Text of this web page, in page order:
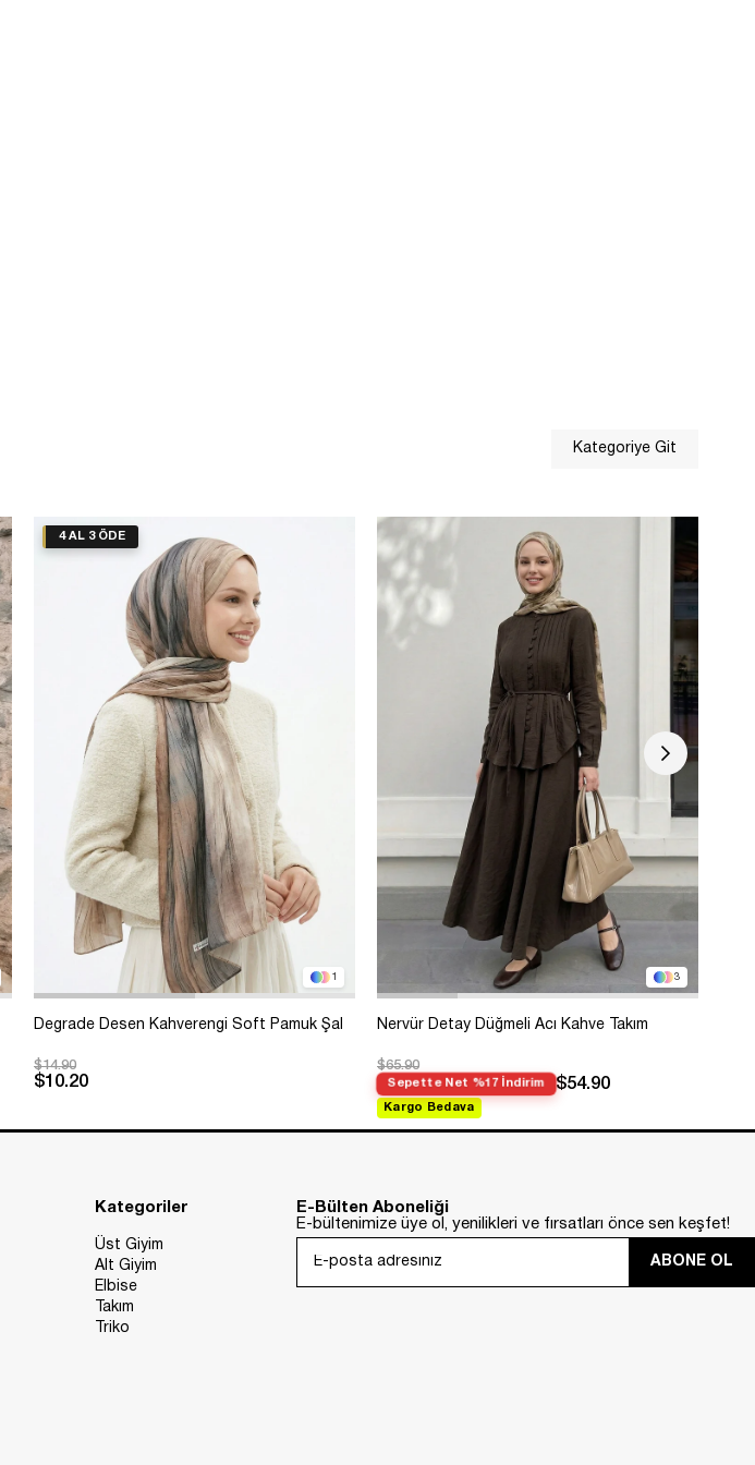
1
Degrade Desen Kahverengi Soft Pamuk Şal
$14.90
$10.20
4 AL 3 ÖDE
3
Nervür Detay Düğmeli Acı Kahve Takım
$65.90
Sepette Net %17 İndirim $54.90
Kargo Bedava
Kategoriye Git
Kategoriler
Üst Giyim
Alt Giyim
Elbise
Takım
Triko
E-Bülten Aboneliği
E-bültenimize üye ol, yenilikleri ve fırsatları önce sen keşfet!
ABONE OL